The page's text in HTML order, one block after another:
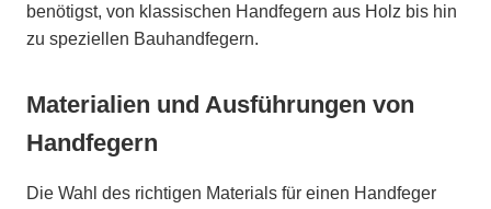
benötigst, von klassischen Handfegern aus Holz bis hin
zu speziellen Bauhandfegern.
Materialien und Ausführungen von
Handfegern
Die Wahl des richtigen Materials für einen Handfeger